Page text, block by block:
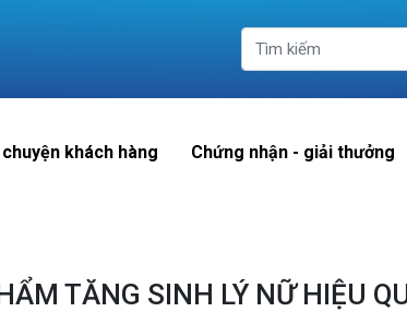
chuyện khách hàng Chứng nhận - giải thưởng
TĂNG SINH LÝ NỮ HIỆU